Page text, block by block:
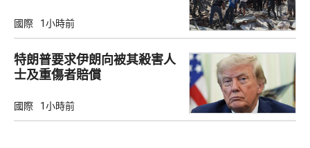
國際 1小時前
特朗普要求伊朗向被其殺害人
士及重傷者賠償
國際 1小時前